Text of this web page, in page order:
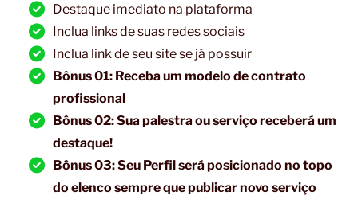
Destaque imediato na plataforma
Inclua links de suas redes sociais
Inclua link de seu site se já possuir
Bônus 01: Receba um modelo de contrato
profissional
Bônus 02: Sua palestra ou serviço receberá um
destaque!
Bônus 03: Seu Perfil será posicionado no topo
do elenco sempre que publicar novo serviço